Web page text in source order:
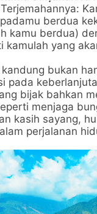
Terjemahannya:
berdua
kamu berdua)
kamulah yang
bukan
pada
bijak bahkan
menjaga
kasih sayang,
perjalanan